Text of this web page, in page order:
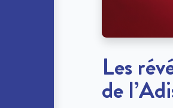
Les
de